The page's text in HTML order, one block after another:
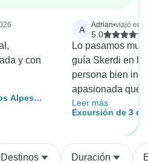
y con
Alpes
A Adrian•viajó en
5.0
Lo pasamos
guía Skerdi en la
persona bien
apasionada que
obviamente, su
alojamiento se
también fue
Leer más
Excursión de 3
Albania: Kruja,
Shkoder , Río
Destinos Duración